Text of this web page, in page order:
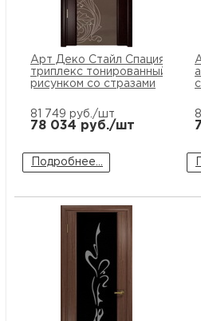
Арт Деко Стайл Спация-3
триплекс тонированный с
рисунком cо стразами
81 749 руб./шт
78 034 руб./шт
Подробнее...